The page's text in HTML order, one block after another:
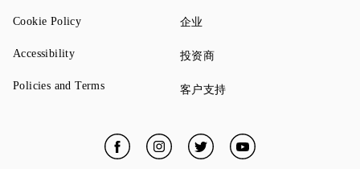
Cookie PolicyLink Opens in New Tab
AccessibilityLink Opens in New Tab
Policies and TermsLink Opens in New Tab
企业
投资商Link Opens in New Tab
客户支持Link Opens in New Tab
FacebookLink Opens in New Tab
InstagramLink Opens in New Tab
TwitterLink Opens in New Tab
YouTubeLink Opens in New